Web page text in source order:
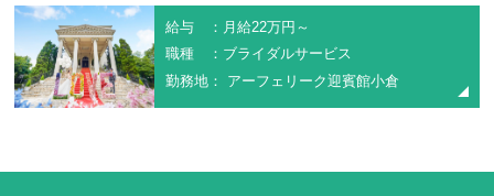
給与 ：月給22万円～
職種 ：ブライダルサービス
勤務地： アーフェリーク迎賓館小倉